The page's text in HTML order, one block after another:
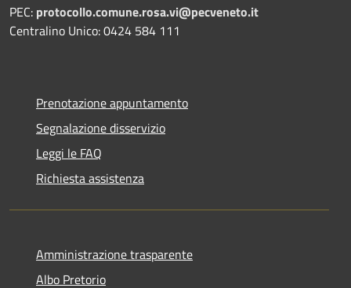
PEC: protocollo.comune.rosa.vi@pecveneto.it
Centralino Unico: 0424 584 111
Prenotazione appuntamento
Segnalazione disservizio
Leggi le FAQ
Richiesta assistenza
Amministrazione trasparente
Albo Pretorio